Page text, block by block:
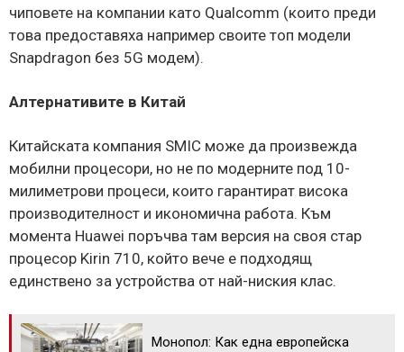
чиповете на компании като Qualcomm (които преди
това предоставяха например своите топ модели
Snapdragon без 5G модем).
Алтернативите в Китай
Китайската компания SMIC може да произвежда
мобилни процесори, но не по модерните под 10-
милиметрови процеси, които гарантират висока
производителност и икономична работа. Към
момента Huawei поръчва там версия на своя стар
процесор Kirin 710, който вече е подходящ
единствено за устройства от най-ниския клас.
Монопол: Как една европейска